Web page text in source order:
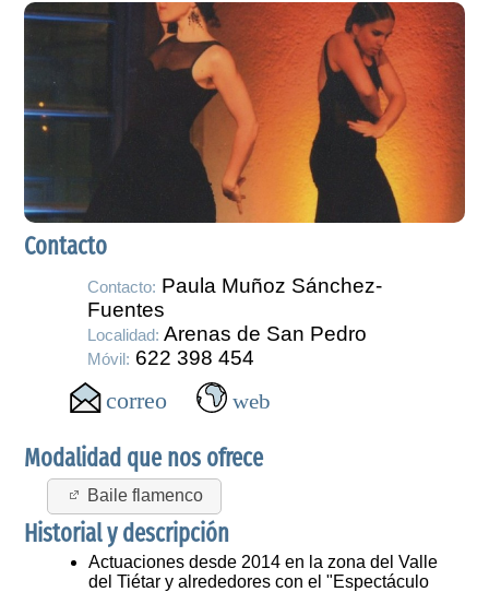
Contacto
Contacto: Paula Muñoz Sánchez-
Fuentes
Localidad: Arenas de San Pedro
Móvil: 622 398 454
Modalidad que nos ofrece
Baile flamenco
Historial y descripción
Actuaciones desde 2014 en la zona del Valle
del Tiétar y alrededores con el "Espectáculo